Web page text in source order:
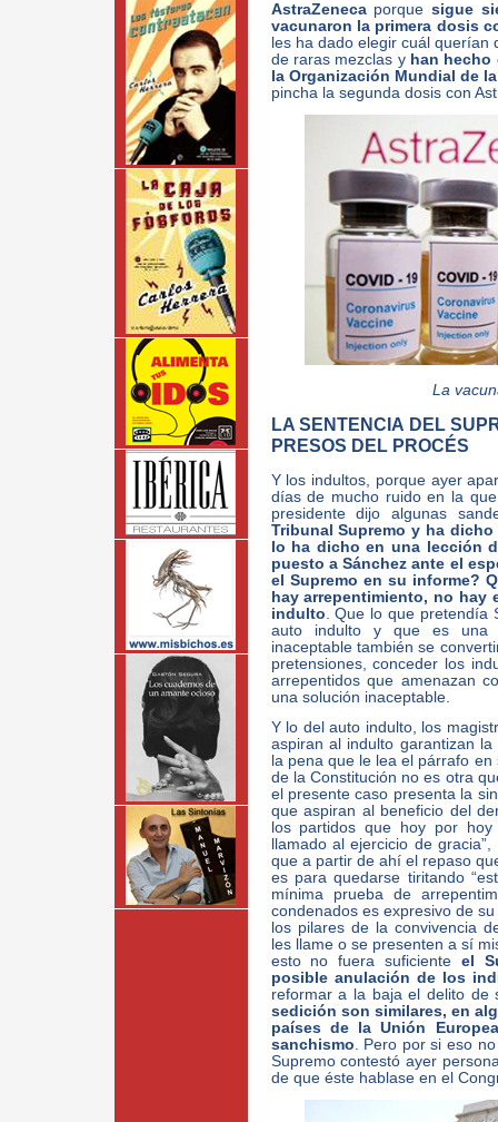
AstraZenecaporquesigue
vacunaron la primera dosis
les ha dado elegir cuál querían
de raras mezclas y han hecho
la Organización Mundial de
pincha la segunda dosis con
La
LA SENTENCIA DEL
PRESOS DEL PROCÉS
Y los indultos, porque ayer
días de mucho ruido en la
presidente dijo algunas
Tribunal Supremo y ha
lo ha dicho en una lección
puesto a Sánchez ante el
el Supremo en su informe?
hay arrepentimiento, no hay
indulto. Que lo que pretendía
auto indulto y que es una
inaceptable también se
pretensiones, conceder los
arrepentidos que amenazan
una solución inaceptable.
Y lo del auto indulto, los
aspiran al indulto garantizan
la pena que le lea el párrafo
de la Constitución no es otra
el presente caso presenta la
que aspiran al beneficio del
los partidos que hoy por
llamado al ejercicio de
que a partir de ahí el repaso
es para quedarse tiritando
mínima prueba de
condenados es expresivo de
los pilares de la convivencia
les llame o se presenten a sí
esto no fuera suficiente el
posible anulación de los
reformar a la baja el delito de
sedición son similares, en
países de la Unión
sanchismo. Pero por si eso
Supremo contestó ayer
de que éste hablase en el